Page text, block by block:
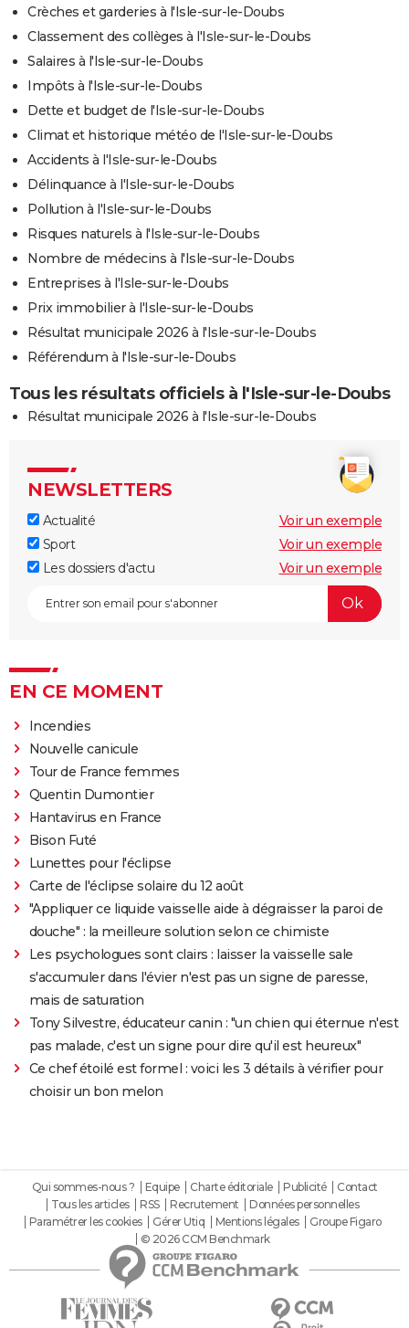
Crèches et garderies à l'Isle-sur-le-Doubs
Classement des collèges à l'Isle-sur-le-Doubs
Salaires à l'Isle-sur-le-Doubs
Impôts à l'Isle-sur-le-Doubs
Dette et budget de l'Isle-sur-le-Doubs
Climat et historique météo de l'Isle-sur-le-Doubs
Accidents à l'Isle-sur-le-Doubs
Délinquance à l'Isle-sur-le-Doubs
Pollution à l'Isle-sur-le-Doubs
Risques naturels à l'Isle-sur-le-Doubs
Nombre de médecins à l'Isle-sur-le-Doubs
Entreprises à l'Isle-sur-le-Doubs
Prix immobilier à l'Isle-sur-le-Doubs
Résultat municipale 2026 à l'Isle-sur-le-Doubs
Référendum à l'Isle-sur-le-Doubs
Tous les résultats officiels à l'Isle-sur-le-Doubs
Résultat municipale 2026 à l'Isle-sur-le-Doubs
NEWSLETTERS
Actualité
Voir un exemple
Sport
Voir un exemple
Les dossiers d'actu
Voir un exemple
EN CE MOMENT
Incendies
Nouvelle canicule
Tour de France femmes
Quentin Dumontier
Hantavirus en France
Bison Futé
Lunettes pour l'éclipse
Carte de l'éclipse solaire du 12 août
"Appliquer ce liquide vaisselle aide à dégraisser la paroi de
douche" : la meilleure solution selon ce chimiste
Les psychologues sont clairs : laisser la vaisselle sale
s'accumuler dans l'évier n'est pas un signe de paresse,
mais de saturation
Tony Silvestre, éducateur canin : "un chien qui éternue n'est
pas malade, c'est un signe pour dire qu'il est heureux"
Ce chef étoilé est formel : voici les 3 détails à vérifier pour
choisir un bon melon
Qui sommes-nous ? Equipe Charte éditoriale Publicité
Contact
Tous les articles
RSS Recrutement
Données personnelles
Paramétrer les cookies
Gérer Utiq Mentions légales
Groupe Figaro
© 2026 CCM Benchmark